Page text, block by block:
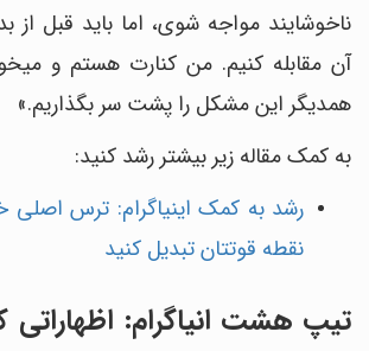
ناخوشایند مواجه شوی، اما باید قبل از
آن مقابله کنیم. من کنارت هستم و
همدیگر این مشکل را پشت سر بگذاریم.»
به کمک مقاله زیر بیشتر رشد کنید:
رشد به کمک اینیاگرام: ترس اصلی
نقطه قوتتان تبدیل کنید
تیپ هشت انیاگرام: